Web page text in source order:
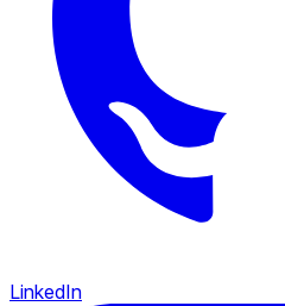
LinkedIn